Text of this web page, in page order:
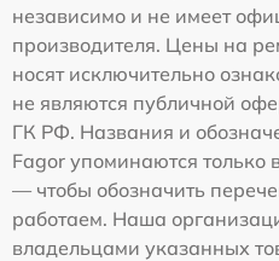
независимо и не имеет
производителя. Цены на
носят исключительно
не являются публичной
ГК РФ. Названия и
Fagor упоминаются
— чтобы обозначить
работаем. Наша
владельцами указанных